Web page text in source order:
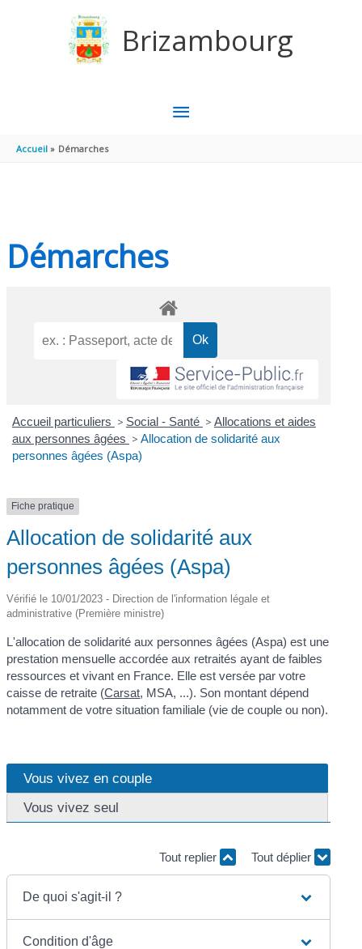
Brizambourg
MENU
Accueil Démarches
Démarches
Accueil particuliers > Social - Santé > Allocations et aides
aux personnes âgées > Allocation de solidarité aux
personnes âgées (Aspa)
Fiche pratique
Allocation de solidarité aux
personnes âgées (Aspa)
Vérifié le 10/01/2023 - Direction de l'information légale et
administrative (Première ministre)
L'allocation de solidarité aux personnes âgées (Aspa) est une
prestation mensuelle accordée aux retraités ayant de faibles
ressources et vivant en France. Elle est versée par votre
caisse de retraite (Carsat, MSA, ...). Son montant dépend
notamment de votre situation familiale (vie de couple ou non).
Vous vivez en couple
Vous vivez seul
Tout replier Tout déplier
De quoi s'agit-il ?
Condition d'âge